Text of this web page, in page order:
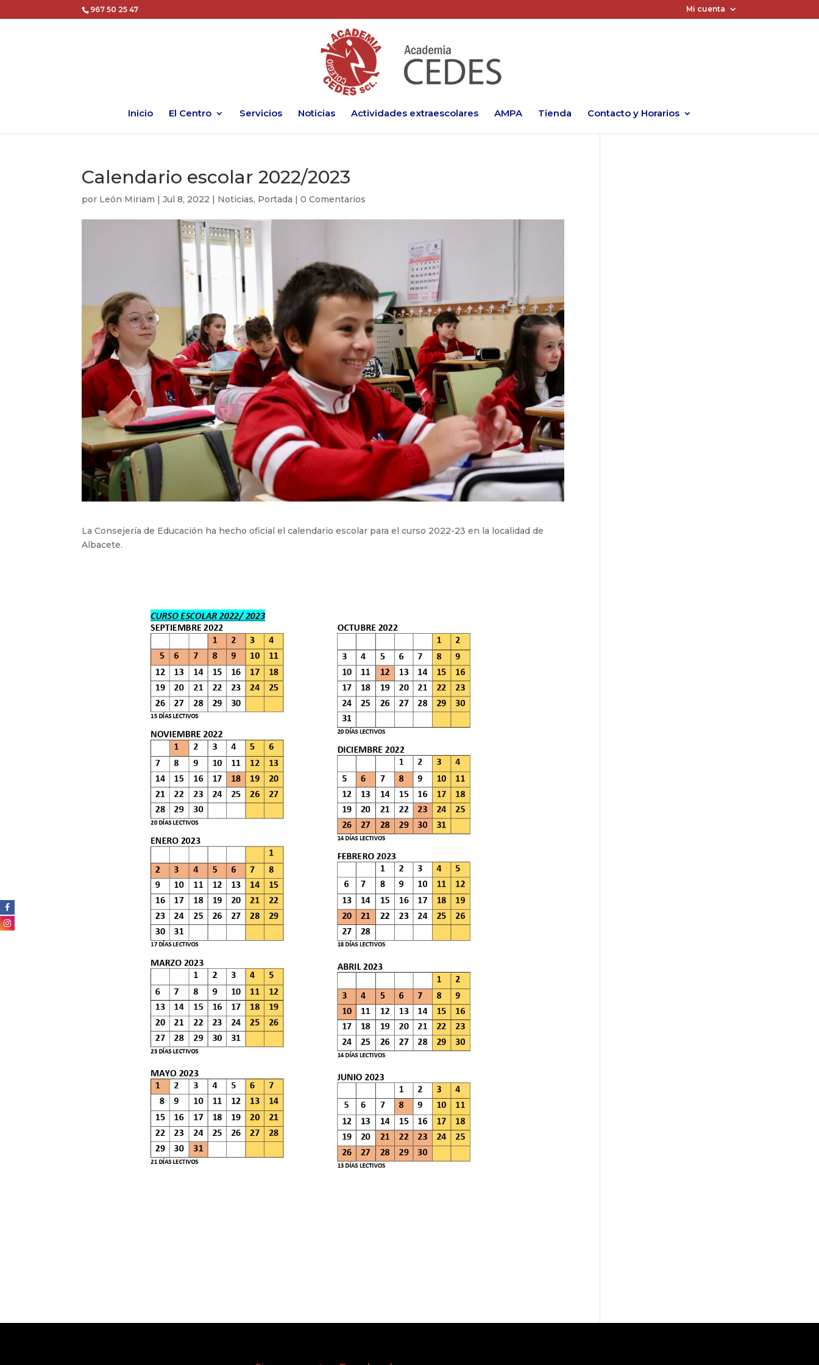
967 50 25 47 Mi cuenta
Inicio El Centro Servicios Noticias Actividades extraescolares AMPA Tienda Contacto y Horarios
Calendario escolar 2022/2023
por León Miriam |Jul 8, 2022 | Noticias, Portada |0 Comentarios
La Consejería de Educación ha hecho oficial el calendario escolar para el curso 2022-23 en la localidad de
Albacete.